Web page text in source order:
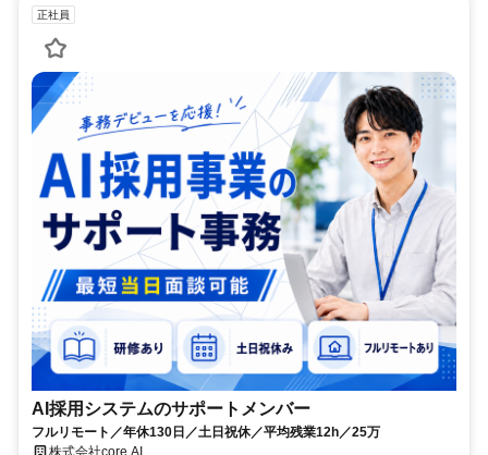
正社員
AI採用システムのサポートメンバー
フルリモート／年休130日／土日祝休／平均残業12h／25万
株式会社core AI